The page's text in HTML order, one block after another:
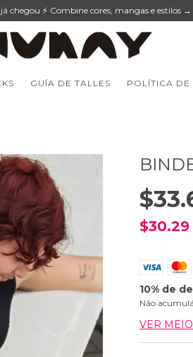
chegou ⚡ Combine cores, mangas e estilos →
GUÍA DE TALLES POLÍTICA DE
10% de
Não
VER